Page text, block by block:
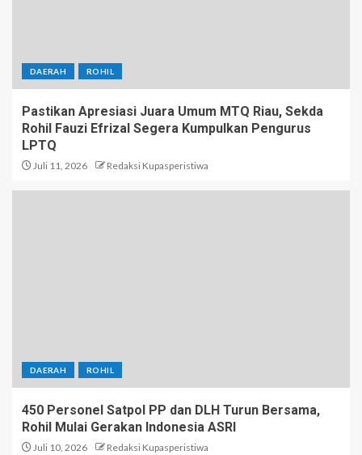
DAERAH ROHIL
Pastikan Apresiasi Juara Umum MTQ Riau, Sekda
Rohil Fauzi Efrizal Segera Kumpulkan Pengurus
LPTQ
Juli 11, 2026 Redaksi Kupasperistiwa
DAERAH ROHIL
450 Personel Satpol PP dan DLH Turun Bersama,
Rohil Mulai Gerakan Indonesia ASRI
Juli 10, 2026 Redaksi Kupasperistiwa